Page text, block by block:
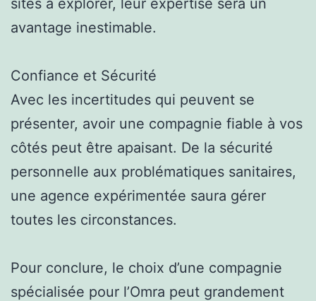
avantage inestimable.
Confiance et Sécurité
Avec les incertitudes qui peuvent se
présenter, avoir une compagnie fiable à vos
côtés peut être apaisant. De la sécurité
personnelle aux problématiques sanitaires,
une agence expérimentée saura gérer
toutes les circonstances.
Pour conclure, le choix d’une compagnie
spécialisée pour l’Omra peut grandement